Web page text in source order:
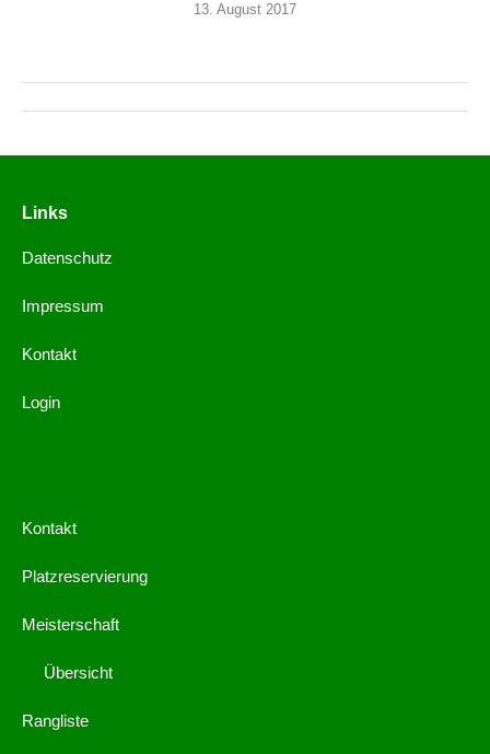
13. August 2017
Links
Datenschutz
Impressum
Kontakt
Login
Kontakt
Platzreservierung
Meisterschaft
Übersicht
Rangliste